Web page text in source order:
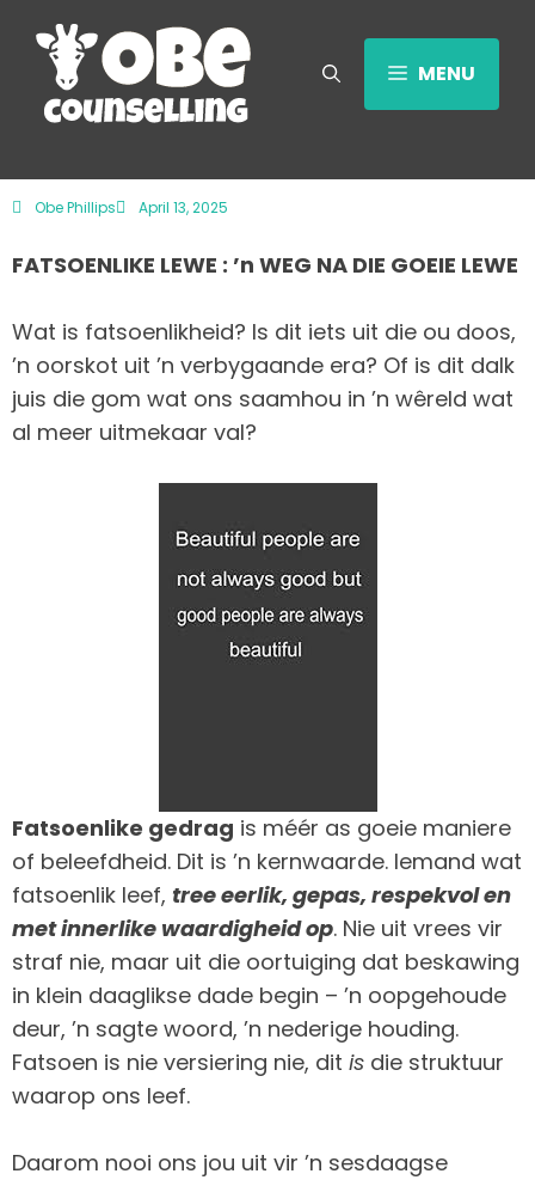
MENU
Obe Phillips April 13, 2025
FATSOENLIKE LEWE : ’n WEG NA DIE GOEIE LEWE
Wat is fatsoenlikheid? Is dit iets uit die ou doos,
’n oorskot uit ’n verbygaande era? Of is dit dalk
juis die gom wat ons saamhou in ’n wêreld wat
al meer uitmekaar val?
Fatsoenlike gedrag is méér as goeie maniere
of beleefdheid. Dit is ’n kernwaarde. Iemand wat
fatsoenlik leef, tree eerlik, gepas, respekvol en
met innerlike waardigheid op. Nie uit vrees vir
straf nie, maar uit die oortuiging dat beskawing
in klein daaglikse dade begin – ’n oopgehoude
deur, ’n sagte woord, ’n nederige houding.
Fatsoen is nie versiering nie, dit is die struktuur
waarop ons leef.
Daarom nooi ons jou uit vir ’n sesdaagse